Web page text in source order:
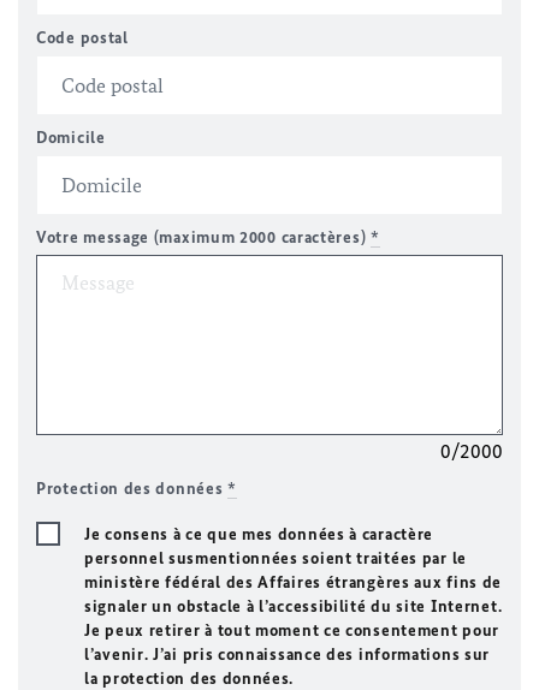
Code postal
Domicile
Votre message (maximum 2000 caractères) *
0/2000
Protection des données*
Je consens à ce que mes données à caractère
personnel susmentionnées soient traitées par le
ministère fédéral des Affaires étrangères aux fins de
signaler un obstacle à l’accessibilité du site Internet.
Je peux retirer à tout moment ce consentement pour
l’avenir. J’ai pris connaissance des informations sur
la protection des données.